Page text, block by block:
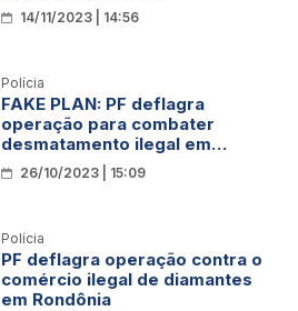
14/11/2023 | 14:56
Polícia
FAKE PLAN: PF deflagra
operação para combater
desmatamento ilegal em
Rondônia e no Acre
26/10/2023 | 15:09
Polícia
PF deflagra operação contra o
comércio ilegal de diamantes
em Rondônia